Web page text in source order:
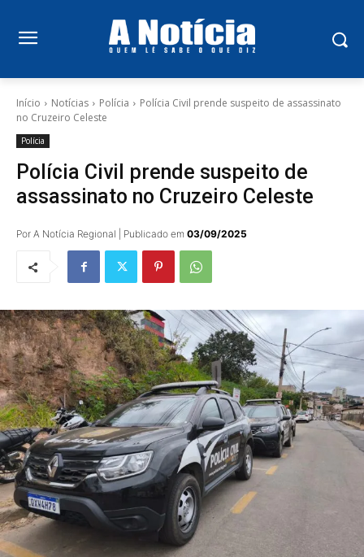
Início Notícias Polícia
Polícia Civil prende suspeito de assassinato
no Cruzeiro Celeste
Polícia
Polícia Civil prende suspeito de
assassinato no Cruzeiro Celeste
Por A Notícia Regional | Publicado em 03/09/2025